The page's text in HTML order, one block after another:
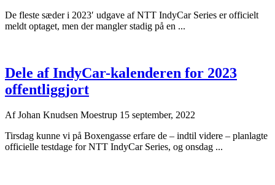
De fleste sæder i 2023′ udgave af NTT IndyCar Series er officielt
meldt optaget, men der mangler stadig på en ...
Dele af IndyCar-kalenderen for 2023
offentliggjort
AfJohan Knudsen Moestrup 15 september, 2022
Tirsdag kunne vi på Boxengasse erfare de – indtil videre – planlagte
officielle testdage for NTT IndyCar Series, og onsdag ...